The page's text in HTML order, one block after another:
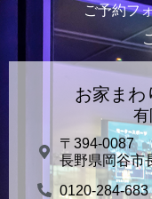
ご予約フ
お家まわ
〒394-0087
長野県岡谷市
0120-284-683